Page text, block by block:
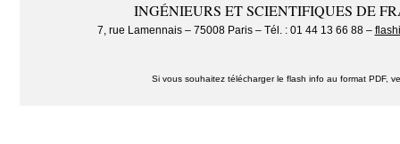
INGÉNIEURS ET SCIENTIFIQUES DE
7, rue Lamennais – 75008 Paris – Tél. : 01 44 13 66 88 –
Si vous souhaitez télécharger le flash info au format PDF,